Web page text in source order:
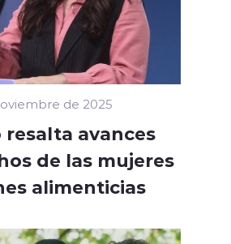
de 2025
resalta avances
de las mujeres
alimenticias